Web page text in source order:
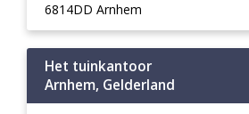
6814DD Arnhem
Het tuinkantoor
Arnhem, Gelderland